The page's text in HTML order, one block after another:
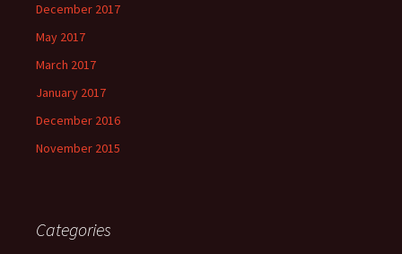
December 2017
May 2017
March 2017
January 2017
December 2016
November 2015
Categories